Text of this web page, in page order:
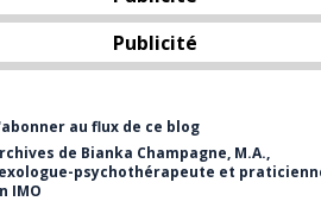
fais avec plaisir.
travaille à Saint-Georges en
que sexologue M.A. et
en IMO
Publicité
au flux de ce blog
de Bianka Champagne, M.A.,
psychothérapeute et
IMO